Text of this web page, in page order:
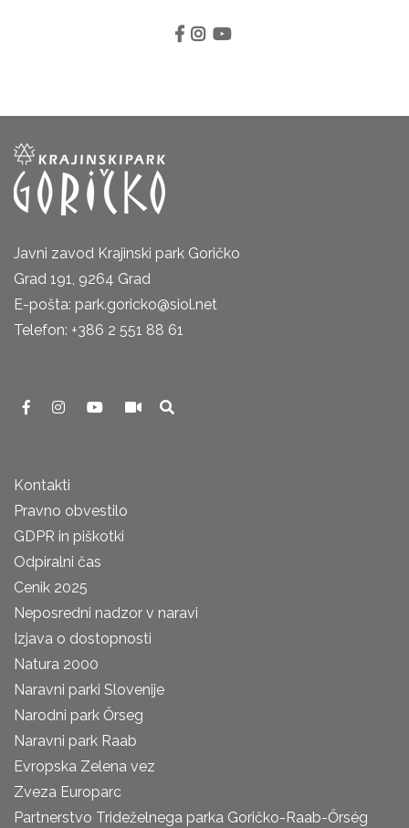
Javni zavod Krajinski park Goričko
Grad 191, 9264 Grad
E-pošta: park.goricko@siol.net
Telefon: +386 2 551 88 61
Kontakti
Pravno obvestilo
GDPR in piškotki
Odpiralni čas
Cenik 2025
Neposredni nadzor v naravi
Izjava o dostopnosti
Natura 2000
Naravni parki Slovenije
Narodni park Őrseg
Naravni park Raab
Evropska Zelena vez
Zveza Europarc
Partnerstvo Trideželnega parka Goričko-Raab-Őrség